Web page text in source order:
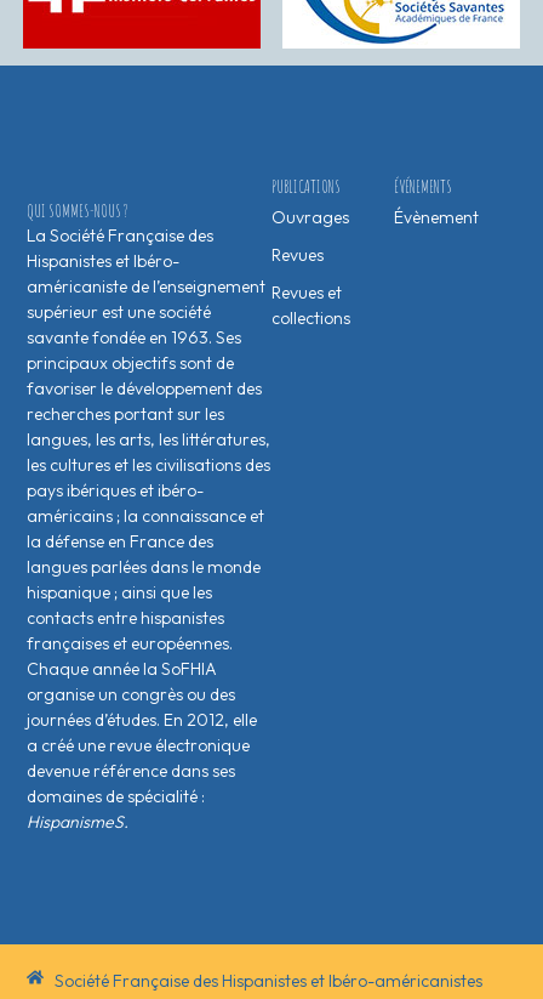
ÉVÉNEMENTS
Évènement
PUBLICATIONS
Ouvrages
Revues
Revues et
collections
QUI SOMMES-NOUS ?
La Société Française des
Hispanistes et Ibéro-
américaniste de l’enseignement
supérieur est une société
savante fondée en 1963. Ses
principaux objectifs sont de
favoriser le développement des
recherches portant sur les
langues, les arts, les littératures,
les cultures et les civilisations des
pays ibériques et ibéro-
américains ; la connaissance et
la défense en France des
langues parlées dans le monde
hispanique ; ainsi que les
contacts entre hispanistes
français·es et européen·nes.
Chaque année la SoFHIA
organise un congrès ou des
journées d’études. En 2012, elle
a créé une revue électronique
devenue référence dans ses
domaines de spécialité :
HispanismeS.
Société Française des Hispanistes et Ibéro-américanistes